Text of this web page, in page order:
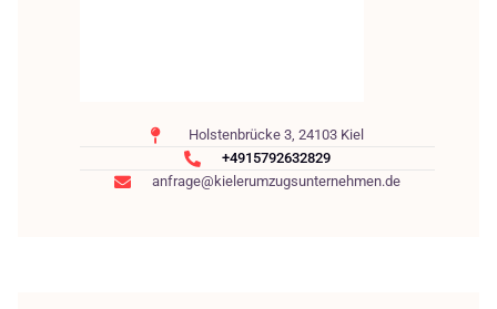
Holstenbrücke 3, 24103 Kiel
+4915792632829
anfrage@kielerumzugsunternehmen.de